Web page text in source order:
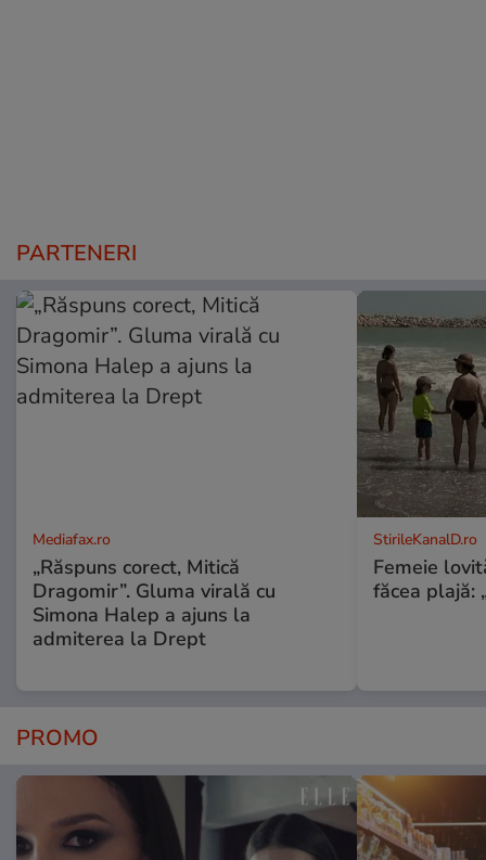
PARTENERI
Mediafax.ro
„Răspuns corect, Mitică
Dragomir”. Gluma virală cu
Simona Halep a ajuns la
admiterea la Drept
StirileKanalD.ro
Femeie
făcea plajă:
PROMO